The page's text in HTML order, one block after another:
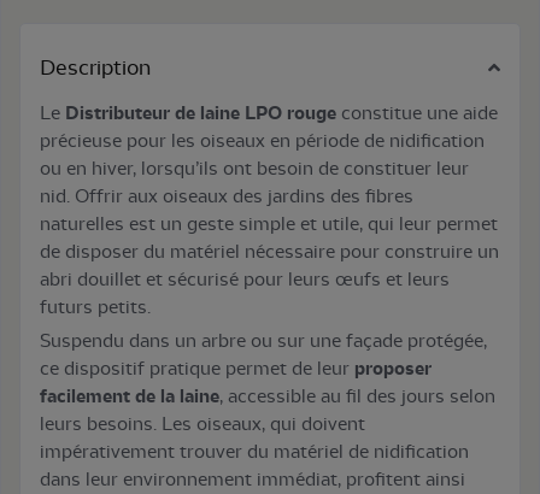
Description
Le Distributeur de laine LPO rouge constitue une aide
précieuse pour les oiseaux en période de nidification
ou en hiver, lorsqu’ils ont besoin de constituer leur
nid. Offrir aux oiseaux des jardins des fibres
naturelles est un geste simple et utile, qui leur permet
de disposer du matériel nécessaire pour construire un
abri douillet et sécurisé pour leurs œufs et leurs
futurs petits.
Suspendu dans un arbre ou sur une façade protégée,
ce dispositif pratique permet de leur proposer
facilement de la laine, accessible au fil des jours selon
leurs besoins. Les oiseaux, qui doivent
impérativement trouver du matériel de nidification
dans leur environnement immédiat, profitent ainsi